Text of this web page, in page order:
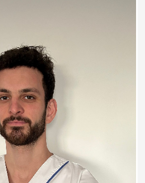
ed ottimo
È paziente, spiega
gli interventi che va
ed il beneficio che i
faranno sull’arto
la prima seduta ho